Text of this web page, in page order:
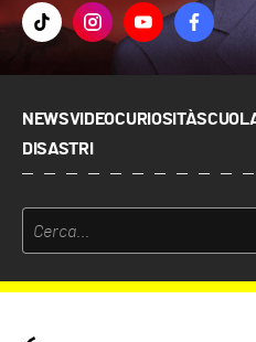
NEWSVIDEOCURIOSITÀ
DISASTRI